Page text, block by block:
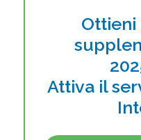
Ottieni
Attiva il